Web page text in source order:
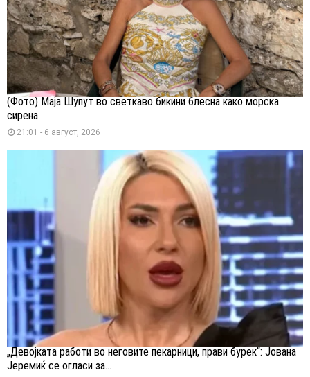
(Фото) Маја Шупут во светкаво бикини блесна како морска
сирена
21:01 - 6 август, 2026
„Девојката работи во неговите пекарници, прави бурек“: Јована
Јеремиќ се огласи за...